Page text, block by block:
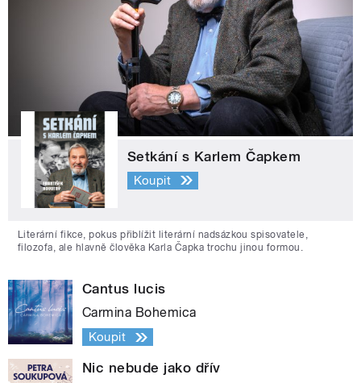
Setkání s Karlem Čapkem
Koupit
Literární fikce, pokus přiblížit literární nadsázkou spisovatele,
filozofa, ale hlavně člověka Karla Čapka trochu jinou formou.
Cantus lucis
Carmina Bohemica
Koupit
Nic nebude jako dřív